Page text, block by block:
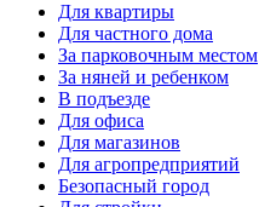
Для квартиры
Для частного дома
За парковочным местом
За няней и ребенком
В подъезде
Для офиса
Для магазинов
Для агропредприятий
Безопасный город